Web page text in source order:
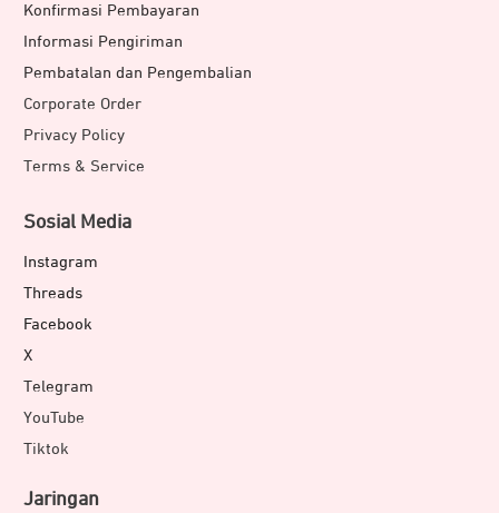
Konfirmasi Pembayaran
Informasi Pengiriman
Pembatalan dan Pengembalian
Corporate Order
Privacy Policy
Terms & Service
Sosial Media
Instagram
Threads
Facebook
X
Telegram
YouTube
Tiktok
Jaringan